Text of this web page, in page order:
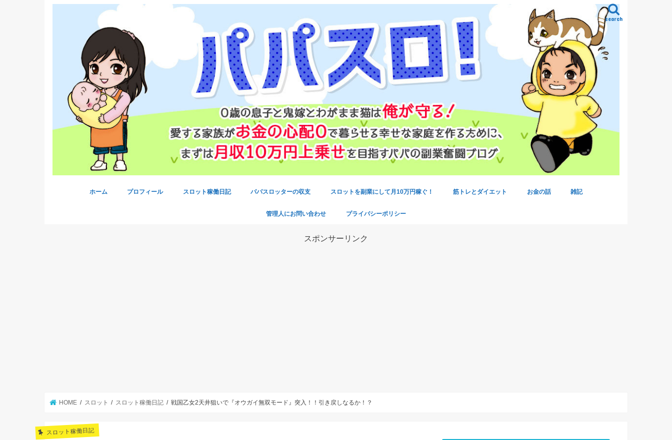
search
ホーム プロフィール スロット稼働日記 パパスロッターの収支 スロットを副業にして月10万円稼ぐ！ 筋トレとダイエット お金の話 雑記
管理人にお問い合わせ プライバシーポリシー
スポンサーリンク
HOME スロット スロット稼働日記 戦国乙女2天井狙いで『オウガイ無双モード』突入！！引き戻しなるか！？
スロット稼働日記